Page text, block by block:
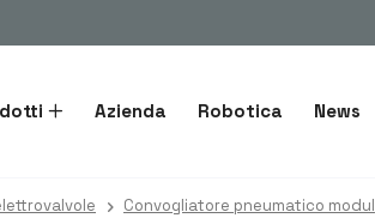
Azienda Robotica News